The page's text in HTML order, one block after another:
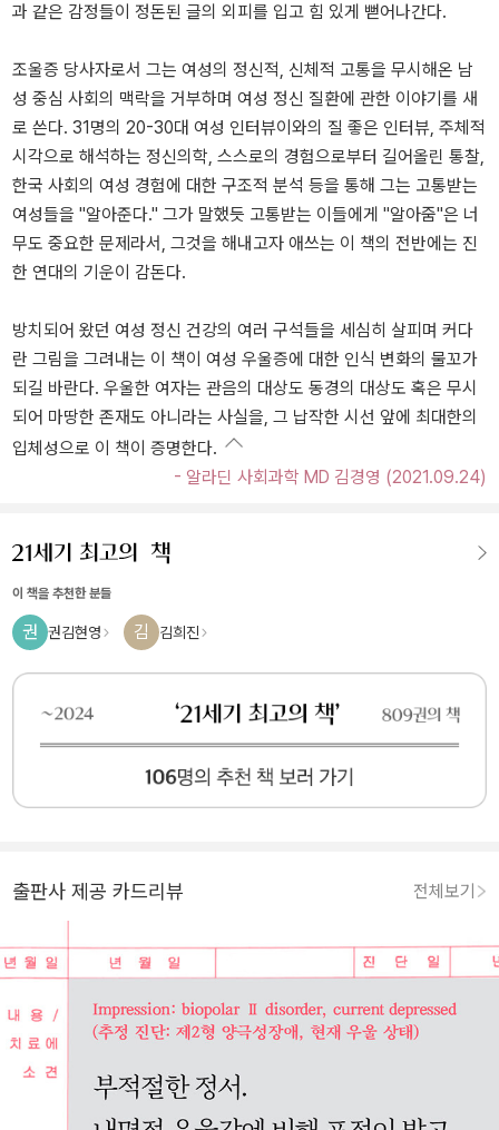
과 같은 감정들이 정돈된 글의 외피를 입고 힘 있게 뻗어나간다.
조울증 당사자로서 그는 여성의 정신적, 신체적 고통을 무시해온 남
성 중심 사회의 맥락을 거부하며 여성 정신 질환에 관한 이야기를 새
로 쓴다. 31명의 20-30대 여성 인터뷰이와의 질 좋은 인터뷰, 주체적
시각으로 해석하는 정신의학, 스스로의 경험으로부터 길어올린 통찰,
한국 사회의 여성 경험에 대한 구조적 분석 등을 통해 그는 고통받는
여성들을 "알아준다." 그가 말했듯 고통받는 이들에게 "알아줌"은 너
무도 중요한 문제라서, 그것을 해내고자 애쓰는 이 책의 전반에는 진
한 연대의 기운이 감돈다.
방치되어 왔던 여성 정신 건강의 여러 구석들을 세심히 살피며 커다
란 그림을 그려내는 이 책이 여성 우울증에 대한 인식 변화의 물꼬가
되길 바란다. 우울한 여자는 관음의 대상도 동경의 대상도 혹은 무시
되어 마땅한 존재도 아니라는 사실을, 그 납작한 시선 앞에 최대한의
입체성으로 이 책이 증명한다.
- 알라딘 사회과학 MD 김경영 (2021.09.24)
이 책을 추천한 분들
권 권김현영 김 김희진
출판사 제공 카드리뷰 전체보기